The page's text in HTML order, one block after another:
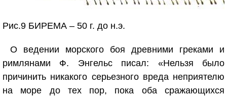
Рис.9 БИРЕМА – 50 г. до н.э.
О ведении морского боя древними греками и
римлянами Ф. Энгельс писал: «Нельзя было
причинить никакого серьезного вреда неприятелю
на море до тех пор, пока оба сражающихся